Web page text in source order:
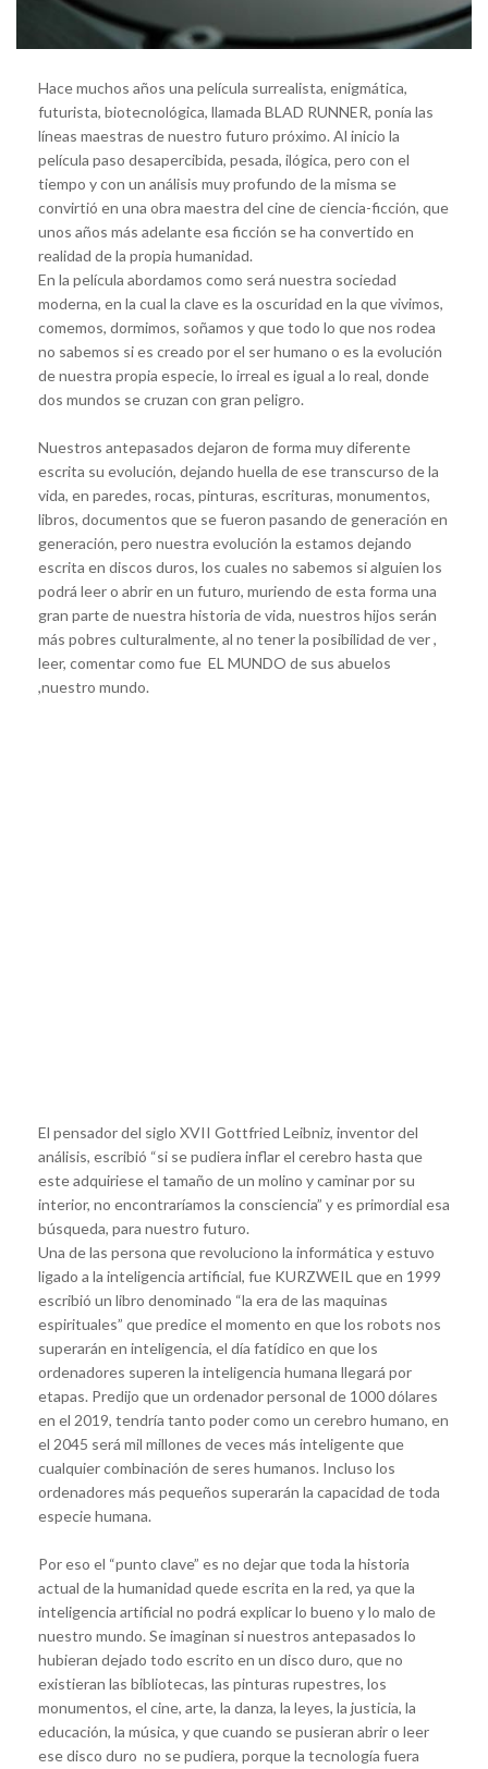
Hace muchos años una película surrealista, enigmática,
futurista, biotecnológica, llamada BLAD RUNNER, ponía las
líneas maestras de nuestro futuro próximo. Al inicio la
película paso desapercibida, pesada, ilógica, pero con el
tiempo y con un análisis muy profundo de la misma se
convirtió en una obra maestra del cine de ciencia-ficción, que
unos años más adelante esa ficción se ha convertido en
realidad de la propia humanidad.
En la película abordamos como será nuestra sociedad
moderna, en la cual la clave es la oscuridad en la que vivimos,
comemos, dormimos, soñamos y que todo lo que nos rodea
no sabemos si es creado por el ser humano o es la evolución
de nuestra propia especie, lo irreal es igual a lo real, donde
dos mundos se cruzan con gran peligro.
Nuestros antepasados dejaron de forma muy diferente
escrita su evolución, dejando huella de ese transcurso de la
vida, en paredes, rocas, pinturas, escrituras, monumentos,
libros, documentos que se fueron pasando de generación en
generación, pero nuestra evolución la estamos dejando
escrita en discos duros, los cuales no sabemos si alguien los
podrá leer o abrir en un futuro, muriendo de esta forma una
gran parte de nuestra historia de vida, nuestros hijos serán
más pobres culturalmente, al no tener la posibilidad de ver ,
leer, comentar como fue EL MUNDO de sus abuelos
,nuestro mundo.
El pensador del siglo XVII Gottfried Leibniz, inventor del
análisis, escribió “si se pudiera inflar el cerebro hasta que
este adquiriese el tamaño de un molino y caminar por su
interior, no encontraríamos la consciencia” y es primordial esa
búsqueda, para nuestro futuro.
Una de las persona que revoluciono la informática y estuvo
ligado a la inteligencia artificial, fue KURZWEIL que en 1999
escribió un libro denominado “la era de las maquinas
espirituales” que predice el momento en que los robots nos
superarán en inteligencia, el día fatídico en que los
ordenadores superen la inteligencia humana llegará por
etapas. Predijo que un ordenador personal de 1000 dólares
en el 2019, tendría tanto poder como un cerebro humano, en
el 2045 será mil millones de veces más inteligente que
cualquier combinación de seres humanos. Incluso los
ordenadores más pequeños superarán la capacidad de toda
especie humana.
Por eso el “punto clave” es no dejar que toda la historia
actual de la humanidad quede escrita en la red, ya que la
inteligencia artificial no podrá explicar lo bueno y lo malo de
nuestro mundo. Se imaginan si nuestros antepasados lo
hubieran dejado todo escrito en un disco duro, que no
existieran las bibliotecas, las pinturas rupestres, los
monumentos, el cine, arte, la danza, la leyes, la justicia, la
educación, la música, y que cuando se pusieran abrir o leer
ese disco duro no se pudiera, porque la tecnología fuera